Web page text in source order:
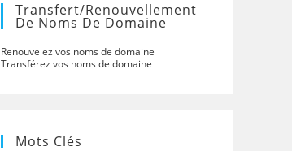
Transfert/renouvellement
De Noms De Domaine
Renouvelez vos noms de domaine
Transférez vos noms de domaine
Mots Clés